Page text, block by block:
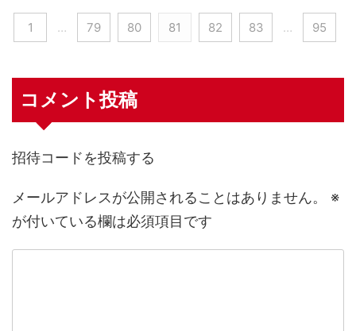
1 … 79 80 81 82 83 … 95
コメント投稿
招待コードを投稿する
メールアドレスが公開されることはありません。
※
が付いている欄は必須項目です